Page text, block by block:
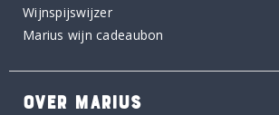
Wijnspijswijzer
Marius wijn cadeaubon
OVER MARIUS